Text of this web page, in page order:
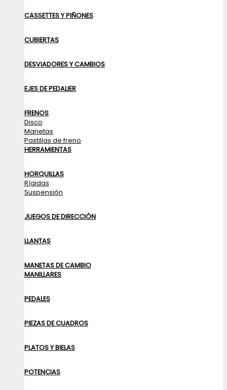
CASSETTES Y PIÑONES
CUBIERTAS
DESVIADORES Y CAMBIOS
EJES DE PEDALIER
FRENOS
Disco
Manetas
Pastillas de freno
HERRAMIENTAS
HORQUILLAS
Rígidas
Suspensión
JUEGOS DE DIRECCIÓN
LLANTAS
MANETAS DE CAMBIO
MANILLARES
PEDALES
PIEZAS DE CUADROS
PLATOS Y BIELAS
POTENCIAS